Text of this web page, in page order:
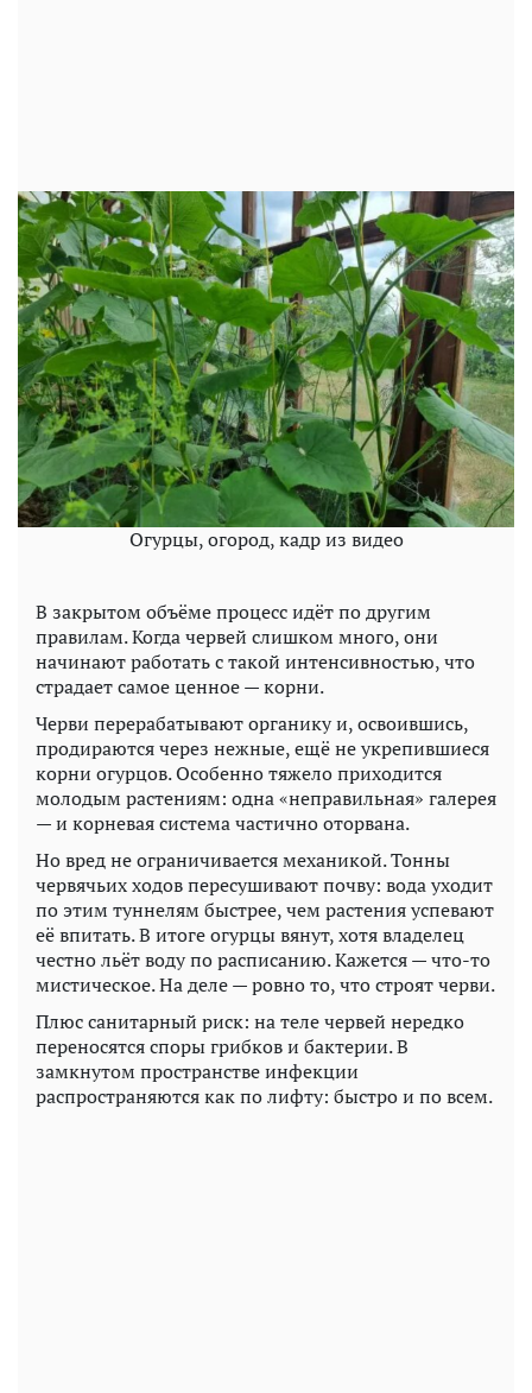
Огурцы, огород, кадр из видео
В закрытом объёме процесс идёт по другим
правилам. Когда червей слишком много, они
начинают работать с такой интенсивностью, что
страдает самое ценное — корни.
Черви перерабатывают органику и, освоившись,
продираются через нежные, ещё не укрепившиеся
корни огурцов. Особенно тяжело приходится
молодым растениям: одна «неправильная» галерея
— и корневая система частично оторвана.
Но вред не ограничивается механикой. Тонны
червячьих ходов пересушивают почву: вода уходит
по этим туннелям быстрее, чем растения успевают
её впитать. В итоге огурцы вянут, хотя владелец
честно льёт воду по расписанию. Кажется — что-то
мистическое. На деле — ровно то, что строят черви.
Плюс санитарный риск: на теле червей нередко
переносятся споры грибков и бактерии. В
замкнутом пространстве инфекции
распространяются как по лифту: быстро и по всем.